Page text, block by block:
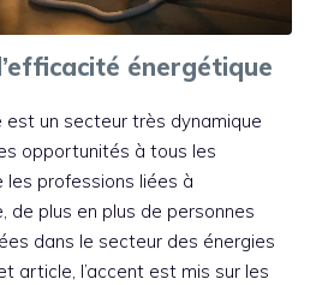
énergétique
est un secteur très dynamique
opportunités à tous les
les professions liées à
de plus en plus de personnes
dans le secteur des énergies
article, l’accent est mis sur les